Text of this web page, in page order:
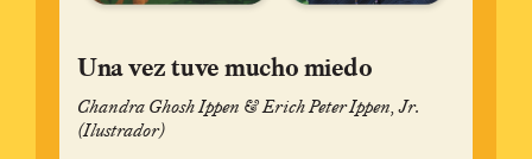
Una vez tuve mucho miedo
Chandra Ghosh Ippen & Erich Peter Ippen, Jr.
(Ilustrador)